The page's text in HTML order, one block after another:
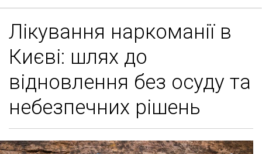
Лікування наркоманії в
Києві: шлях до
відновлення без осуду та
небезпечних рішень